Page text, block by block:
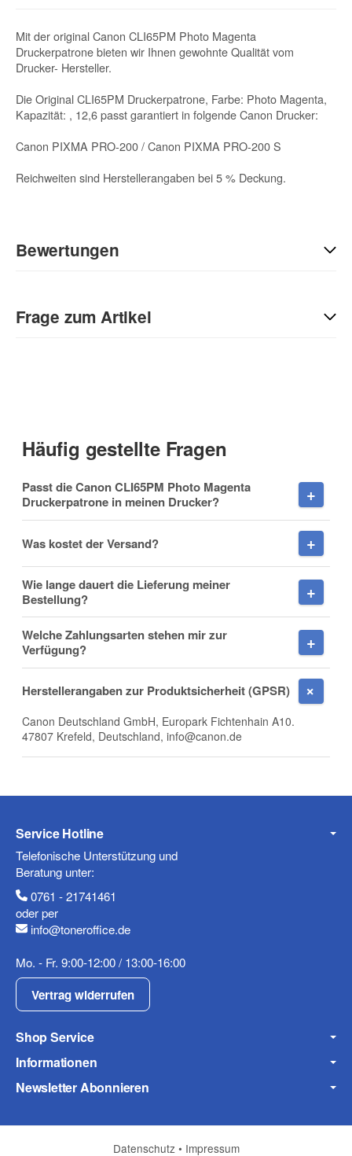
Mit der original Canon CLI65PM Photo Magenta
Druckerpatrone bieten wir Ihnen gewohnte Qualität vom
Drucker- Hersteller.
Die Original CLI65PM Druckerpatrone, Farbe: Photo Magenta,
Kapazität: , 12,6 passt garantiert in folgende Canon Drucker:
Canon PIXMA PRO-200 / Canon PIXMA PRO-200 S
Reichweiten sind Herstellerangaben bei 5 % Deckung.
Bewertungen
Sie Anderen bei der Kaufentscheidung:
Frage zum Artikel
Firma
E-Mail
Mobiltelefon
Fax
Frage zum Artikel
Häufig gestellte Fragen
Passt die Canon CLI65PM Photo Magenta
Druckerpatrone in meinen Drucker?
Was kostet der Versand?
Wie lange dauert die Lieferung meiner
Bestellung?
Welche Zahlungsarten stehen mir zur
Verfügung?
Herstellerangaben zur Produktsicherheit (GPSR)
Canon Deutschland GmbH, Europark Fichtenhain A10.
47807 Krefeld, Deutschland, info@canon.de
Service Hotline
Telefonische Unterstützung und
Beratung unter:
0761 - 21741461
oder per
info@toneroffice.de
Mo. - Fr. 9:00-12:00 / 13:00-16:00
Vertrag widerrufen
Shop Service
Informationen
Newsletter Abonnieren
Datenschutz • Impressum